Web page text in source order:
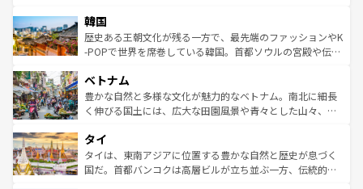
ワイを、存分に味わってほしい。 なお、新着のハワイ情報
はコンテンツ一覧を参照してほしい。
いる。アクティビティも充実しており、サーフィンやダイ
ビング、ハイキングなど、アウトドア好きにはたまらな
い。オーストラリアの多彩な魅力を存分に味わいつくそ
参照してほしい。
ン）、静ひつな山岳地帯である台湾東部など、都市の喧騒
と山間の静けさが共存しており、訪れる人に新しい発見と
驚きをもたらしてくれる。また、奥深い台湾の食文化も魅
容にもいいと評判のスイーツなど、バラエティ豊かな料理
が味わえる。 なお、新着の台湾情報は コンテンツ一覧を参
照してほしい。
韓国
歴史ある王朝文化が残る一方で、最先端のファッションやK
-POPで世界を席巻している韓国。首都ソウルの宮殿や伝統
き、地方に足を延ばせば四季折々の自然美を楽しむことが
できる。そして、キムチや焼肉、絶品のストリートフード
まで、さまざまな韓国料理が待っている。夜には、韓国な
リティに包まれながら、韓国の多彩な魅力を心ゆくまで味
わってみてほしい。 なお、新着の韓国情報はコンテンツ一
覧を参照してほしい。
ベトナム
豊かな自然と多様な文化が魅力的なベトナム。南北に細長
く伸びる国土には、広大な田園風景や青々とした山々、世
急速な発展と共に伝統が息づく。ハノイの古い町並みやホ
ーチミン市のフランス統治時代の建物も、独特の雰囲気を
醸し出している。また、バラエティの豊かさとおいしさで
タイ
タイは、東南アジアに位置する豊かな自然と歴史が息づく
国だ。首都バンコクは高層ビルが立ち並ぶ一方、伝統的な